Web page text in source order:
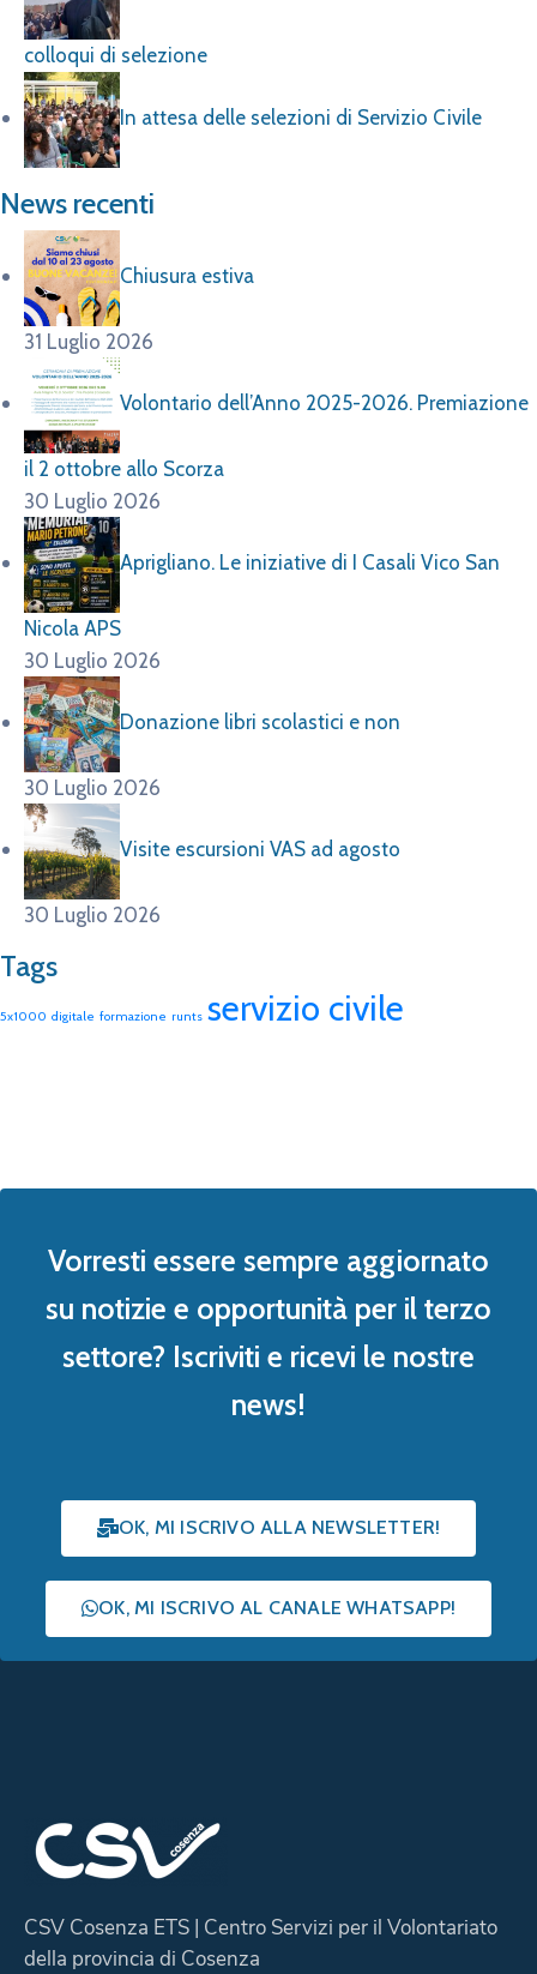
colloqui di selezione
In attesa delle selezioni di Servizio Civile
News recenti
Chiusura estiva
31 Luglio 2026
Volontario dell’Anno 2025-2026. Premiazione
il 2 ottobre allo Scorza
30 Luglio 2026
Aprigliano. Le iniziative di I Casali Vico San
Nicola APS
30 Luglio 2026
Donazione libri scolastici e non
30 Luglio 2026
Visite escursioni VAS ad agosto
30 Luglio 2026
Tags
5x1000 digitale formazione runts servizio civile
Vorresti essere sempre aggiornato
su notizie e opportunità per il terzo
settore? Iscriviti e ricevi le nostre
news!
OK, MI ISCRIVO ALLA NEWSLETTER!
OK, MI ISCRIVO AL CANALE WHATSAPP!
CSV Cosenza ETS | Centro Servizi per il Volontariato
della provincia di Cosenza